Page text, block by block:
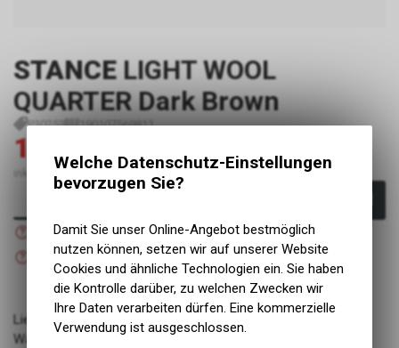
STANCE LIGHT WOOL
QUARTER Dark Brown
P30253 190107569811
17.45 CHF 24.90 CHF
inkl. MwSt., zzgl. Versandkosten
Nicht verfügbar
Versand
Nicht verfügbar
Abholung BIKE ACADEMY DAVOS
Lieferant: DAC Sport
Warengruppe: Bekleidung - Diverse Bekleidung
Welche Datenschutz-Einstellungen
bevorzugen Sie?
Damit Sie unser Online-Angebot bestmöglich
nutzen können, setzen wir auf unserer Website
Cookies und ähnliche Technologien ein. Sie haben
die Kontrolle darüber, zu welchen Zwecken wir
Ihre Daten verarbeiten dürfen. Eine kommerzielle
Verwendung ist ausgeschlossen.